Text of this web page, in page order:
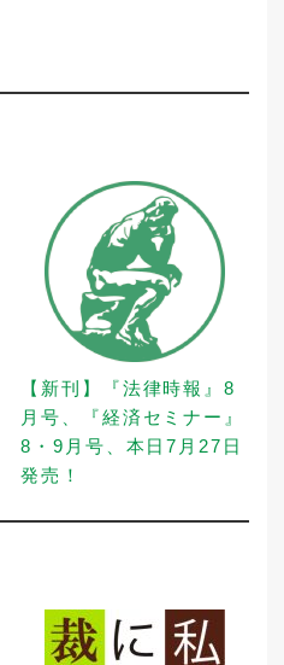
【新刊】『法律時報』8
月号、『経済セミナー』
8・9月号、本日7月27日
発売！